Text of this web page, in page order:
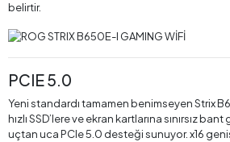
belirtir.
PCIE 5.0
Yeni standardı tamamen benimseyen Strix
hızlı SSD’lere ve ekran kartlarına sınırsız
uçtan uca PCIe 5.0 desteği sunuyor. x16